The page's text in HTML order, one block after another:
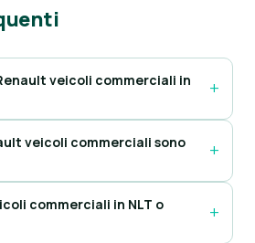
veicoli commerciali in
veicoli commerciali sono
commerciali in NLT o